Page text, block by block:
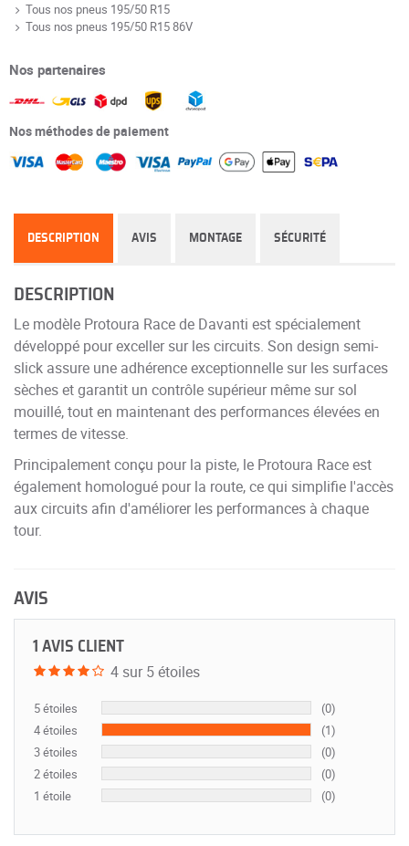
Tous nos pneus 195/50 R15
Tous nos pneus 195/50 R15 86V
Nos partenaires
Nos méthodes de paiement
DESCRIPTION AVIS MONTAGE SÉCURITÉ
DESCRIPTION
Le modèle Protoura Race de Davanti est spécialement
développé pour exceller sur les circuits. Son design semi-
slick assure une adhérence exceptionnelle sur les surfaces
sèches et garantit un contrôle supérieur même sur sol
mouillé, tout en maintenant des performances élevées en
termes de vitesse.
Principalement conçu pour la piste, le Protoura Race est
également homologué pour la route, ce qui simplifie l'accès
aux circuits afin d'améliorer les performances à chaque
tour.
AVIS
1 AVIS CLIENT
4 sur 5 étoiles
5 étoiles
(0)
4 étoiles
(1)
3 étoiles
(0)
2 étoiles
(0)
1 étoile
(0)